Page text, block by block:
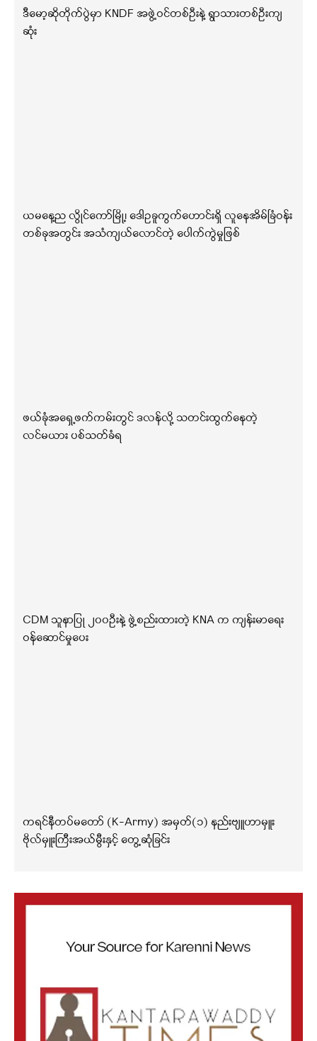
ဒီမော့ဆိုတိုက်ပွဲမှာ KNDF အဖွဲ့ဝင်တစ်ဦးနဲ့ ရွာသားတစ်ဦးကျ
ဆုံး
ယမနေ့ည လွိုင်ကော်မြို့၊ ဒေါဥခူကွက်ဟောင်းရှိ လူနေအိမ်ခြံဝန်း
တစ်ခုအတွင်း အသံကျယ်လောင်တဲ့ ပေါက်ကွဲမှုဖြစ်
ဖယ်ခုံအရှေ့ဖက်ကမ်းတွင် ဒလန်လို့ သတင်းထွက်နေတဲ့
လင်မယား ပစ်သတ်ခံရ
CDM သူနာပြု ၂၀၀ဦးနဲ့ ဖွဲ့စည်းထားတဲ့ KNA က ကျန်းမာရေး
ဝန်ဆောင်မှုပေး
ကရင်နီတပ်မတော် (K-Army) အမှတ်(၁) နည်းဗျူဟာမှူး
ဗိုလ်မှူးကြီးအယ်မွီးနှင့် တွေ့ဆုံခြင်း